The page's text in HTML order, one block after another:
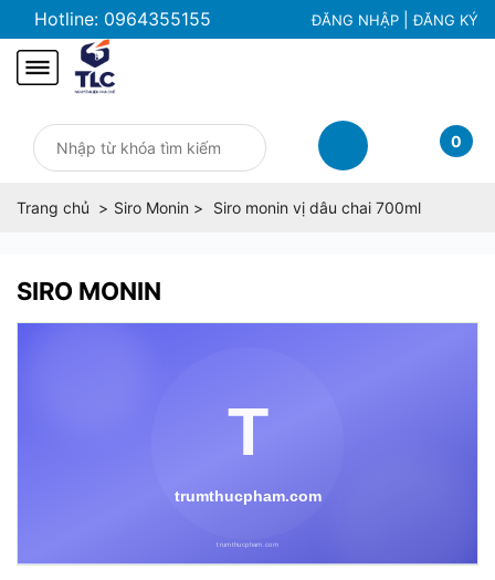
ĐĂNG NHẬP |ĐĂNG KÝ
Hotline: 0964355155
0
Trang chủ Siro Monin Siro monin vị dâu chai 700ml
SIRO MONIN